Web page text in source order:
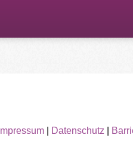
Impressum| Datenschutz